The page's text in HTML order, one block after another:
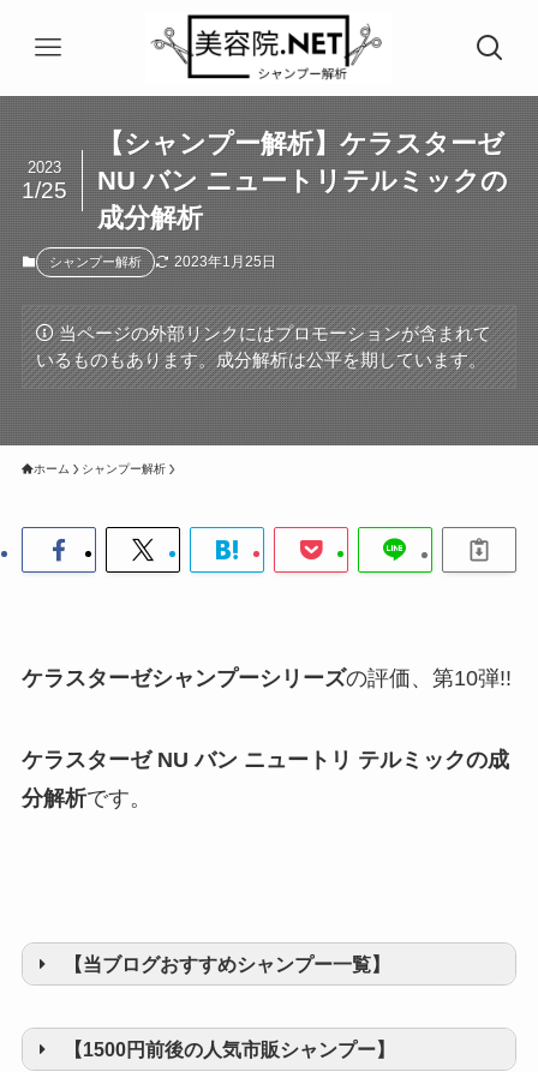
【シャンプー解析】ケラスターゼ
NU バン ニュートリテルミックの
成分解析
2023
1/25
シャンプー解析 2023年1月25日
当ページの外部リンクにはプロモーションが含まれて
いるものもあります。成分解析は公平を期しています。
ホーム シャンプー解析
ケラスターゼシャンプーシリーズの評価、第10弾!!
ケラスターゼ NU バン ニュートリ テルミックの成
分解析です。
【当ブログおすすめシャンプー一覧】
【1500円前後の人気市販シャンプー】